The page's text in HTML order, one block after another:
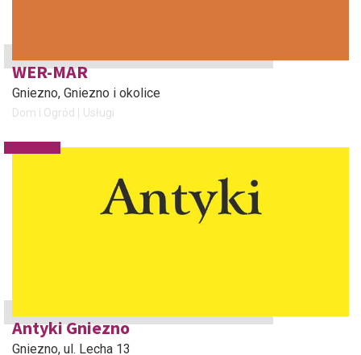
WER-MAR
Gniezno, Gniezno i okolice
Dom i Ogród Usługi
Antyki Gniezno
Gniezno, ul. Lecha 13